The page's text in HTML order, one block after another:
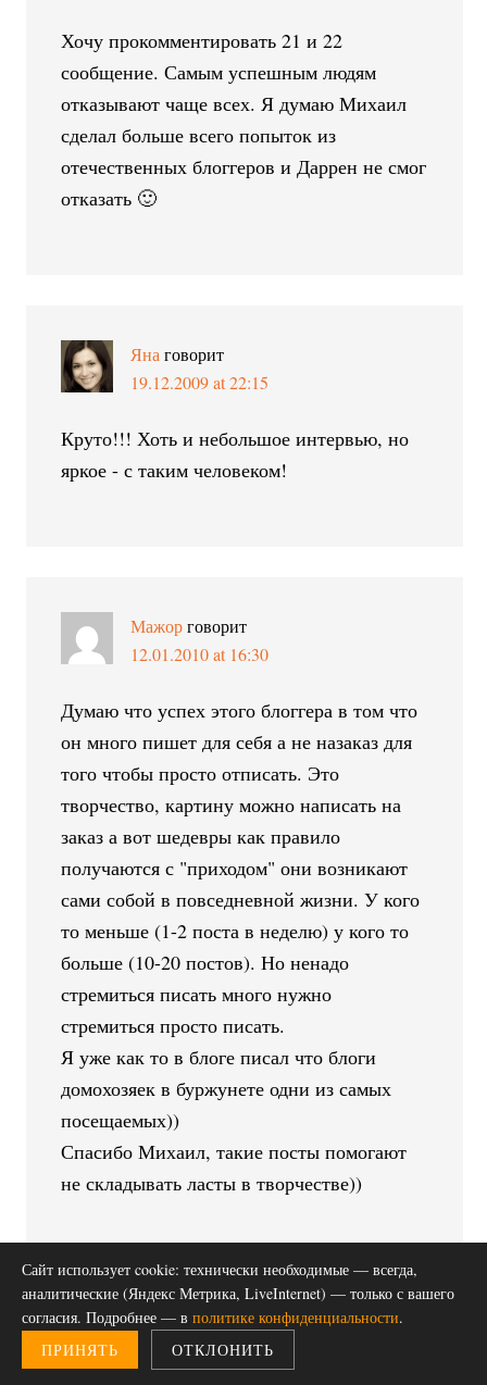
Хочу прокомментировать 21 и 22
сообщение. Самым успешным людям
отказывают чаще всех. Я думаю Михаил
сделал больше всего попыток из
отечественных блоггеров и Даррен не смог
отказать 🙂
Яна говорит
19.12.2009 at 22:15
Круто!!! Хоть и небольшое интервью, но
яркое - с таким человеком!
Мажор говорит
12.01.2010 at 16:30
Думаю что успех этого блоггера в том что
он много пишет для себя а не назаказ для
того чтобы просто отписать. Это
творчество, картину можно написать на
заказ а вот шедевры как правило
получаются с "приходом" они возникают
сами собой в повседневной жизни. У кого
то меньше (1-2 поста в неделю) у кого то
больше (10-20 постов). Но ненадо
стремиться писать много нужно
стремиться просто писать.
Я уже как то в блоге писал что блоги
домохозяек в буржунете одни из самых
посещаемых))
Спасибо Михаил, такие посты помогают
не складывать ласты в творчестве))
10.06.2010 at 01:41
Сайт использует cookie: технически необходимые — всегда,
аналитические (Яндекс Метрика, LiveInternet) — только с вашего
согласия. Подробнее — в политике конфиденциальности.
ПРИНЯТЬ
ОТКЛОНИТЬ